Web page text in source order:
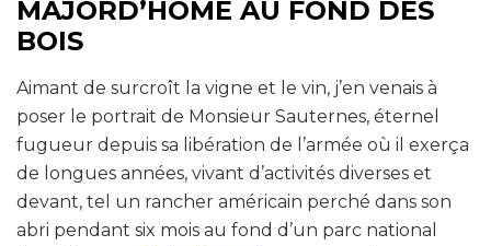
MAJORD’HOME AU FOND DES
BOIS
Aimant de surcroît la vigne et le vin, j’en venais à
poser le portrait de Monsieur Sauternes, éternel
fugueur depuis sa libération de l’armée où il exerça
de longues années, vivant d’activités diverses et
devant, tel un rancher américain perché dans son
abri pendant six mois au fond d’un parc national